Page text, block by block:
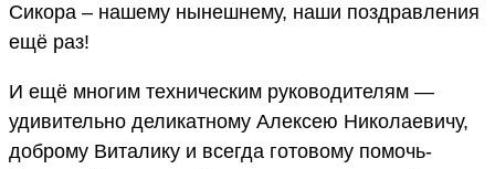
Сикора – нашему нынешнему, наши поздравления
ещё раз!
И ещё многим техническим руководителям —
удивительно деликатному Алексею Николаевичу,
доброму Виталику и всегда готовому помочь-